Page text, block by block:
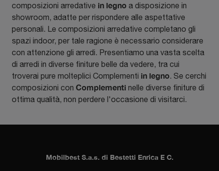
composizioni arredative in legno a disposizione in
showroom, adatte per rispondere alle aspettative
personali. Le composizioni arredative completano gli
spazi indoor, per tale ragione è necessario considerare
con attenzione gli arredi. Presentiamo una vasta scelta
di arredi in diverse finiture belle da vedere, tra cui
troverai pure molteplici Complementi in legno. Se cerchi
composizioni con Complementi nelle diverse finiture di
ottima qualità, non perdere l'occasione di visitarci.
Mobilbest S.a.s. di Bestetti Enrica E C.